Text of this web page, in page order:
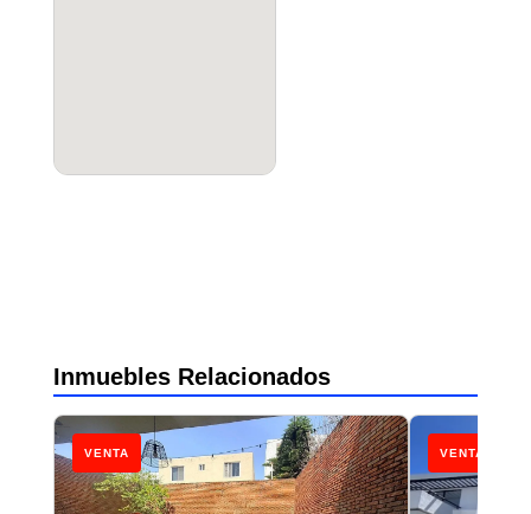
Inmuebles Relacionados
VENTA VENTA